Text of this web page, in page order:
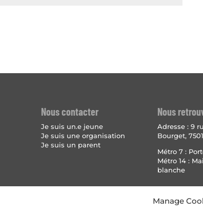
Manage
Nous contacter
Je suis un.e jeune
Je suis une organisation
Je suis un parent
Nous
Adresse :9
Bourget,
Métro 7 :
Métro 14 :
blanche